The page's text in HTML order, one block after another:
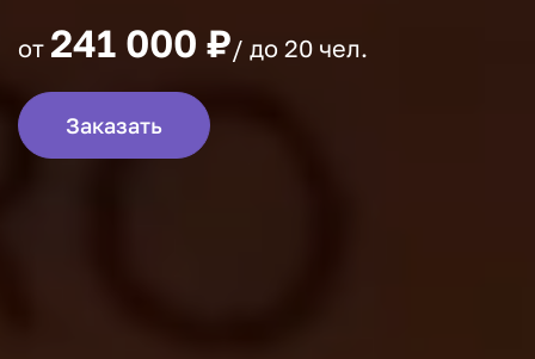
от 241 000 ₽/ до 20 чел.
Заказать